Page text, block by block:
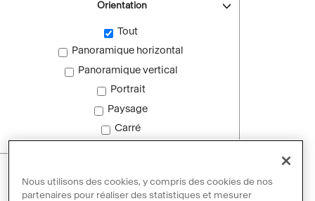
Orientation
Tout
Panoramique horizontal
Panoramique vertical
Portrait
Paysage
Carré
Images sans droit d'auteur
Nous utilisons des cookies, y compris des cookies de nos
partenaires pour réaliser des statistiques et mesurer